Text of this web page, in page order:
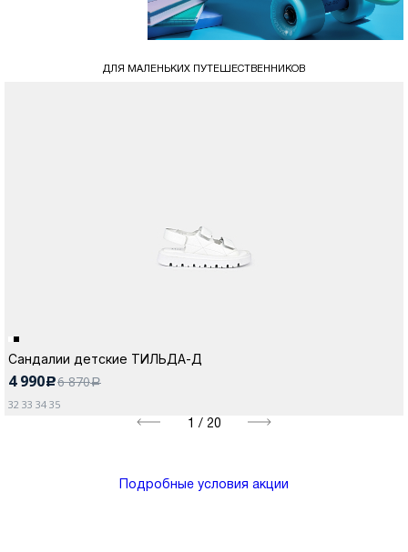
ДЛЯ МАЛЕНЬКИХ ПУТЕШЕСТВЕННИКОВ
Сандалии детские ТИЛЬДА-Д
4 990c6 870a
32 33 34 35
1 / 20
Подробные условия акции